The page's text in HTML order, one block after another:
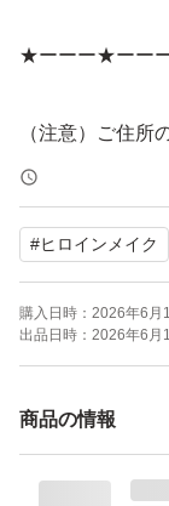
★ーーー★ーー
（注意）ご住所
匿名なので発送
ても、当方では
★ーーー★ーー
「伊勢半 ヒロイ
スーパーキープ 」
●02 ビターブ
#ヒロインメイク
購入日時： 2026年6月
出品日時： 2026年6月
商品の情報